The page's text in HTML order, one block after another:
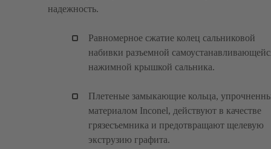
надежность.
Равномерное сжатие колец сальниковой
набивки разъемной
нажимной крышкой сальника.
Плетеные замыкающие кольца,
материалом Inconel, действуют в качестве
грязесъемника и предотвращают щелевую
экструзию графита.